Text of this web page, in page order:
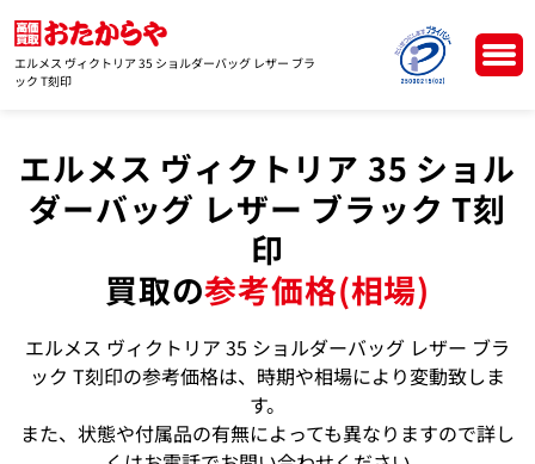
エルメス ヴィクトリア 35 ショルダーバッグ レザー ブラ
ック T刻印
エルメス ヴィクトリア 35 ショル
ダーバッグ レザー ブラック T刻
印
買取の参考価格(相場)
エルメス ヴィクトリア 35 ショルダーバッグ レザー ブラ
ック T刻印の参考価格は、時期や相場により変動致しま
す。
また、状態や付属品の有無によっても異なりますので詳し